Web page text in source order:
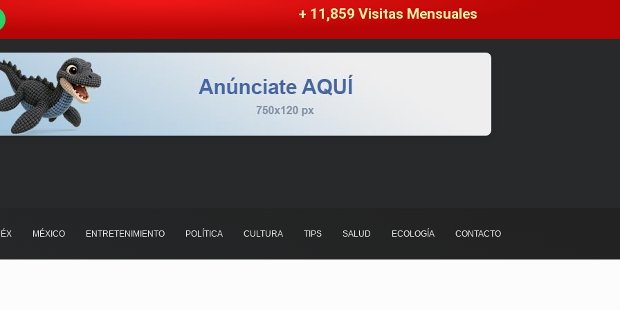
+ 11,859 Visitas Mensuales
MÉXICO ENTRETENIMIENTO POLÍTICA CULTURA TIPS SALUD ECOLOGÍA CONTACTO